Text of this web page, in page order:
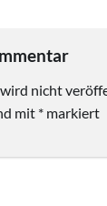
nicht
mit * markiert